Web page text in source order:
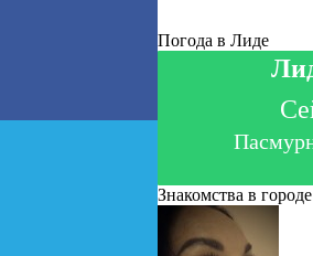
Погода в Лиде
Знакомства в